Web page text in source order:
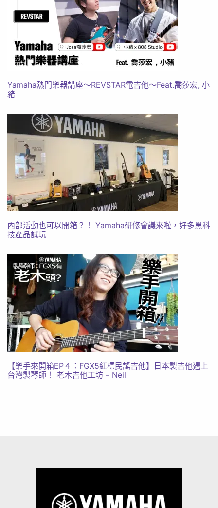
Yamaha熱門樂器講座～REVSTAR電吉他～Feat.喬莎宏, 小
豬
內部活動也可以開箱？！ Yamaha研修會議來啦，好多黑科
技產品試玩
【樂手來開箱EP４：FGX5紅標民謠吉他】日本製吉他遇上
台灣製琴師！ 老木吉他工坊 – Neil